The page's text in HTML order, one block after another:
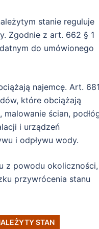
stanie reguluje
Zgodnie z art. 662 § 1
do umówionego
najemcę. Art. 681
które obciążają
ścian,
i urządzeń
i odpływu wody.
z powodu
przywrócenia stanu
STAN